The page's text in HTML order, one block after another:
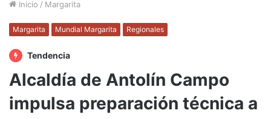
Inicio / Margarita
Margarita Mundial Margarita Regionales
Tendencia
Alcaldía de Antolín Campo
impulsa preparación técnica a